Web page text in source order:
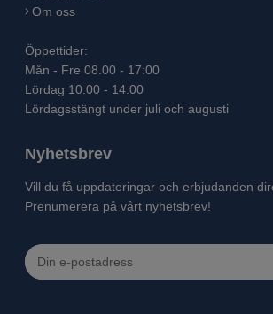
Om oss
Öppettider:
Mån - Fre 08.00 - 17:00
Lördag 10.00 - 14.00
Lördagsstängt under juli och augusti
Nyhetsbrev
Vill du få uppdateringar och erbjudanden
Prenumerera på vårt nyhetsbrev!